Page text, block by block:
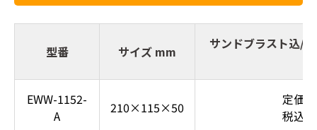
型番 サイズ mm
サンドブラスト込/
EWW-1152-
A
210×115×50
定価
税込